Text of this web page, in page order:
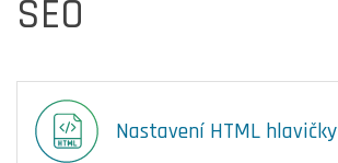
SEO
Nastavení HTML hlavičky